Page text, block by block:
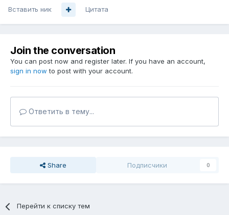
Вставить ник Цитата
Join the conversation
You can post now and register later. If you have an account,
sign in now to post with your account.
Ответить в тему...
Share Подписчики 0
Перейти к списку тем